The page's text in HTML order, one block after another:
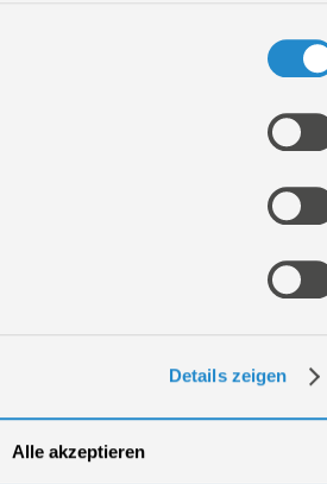
Details zeigen
Alle akzeptieren
850 mm
58 kg